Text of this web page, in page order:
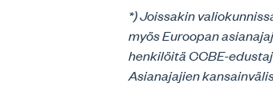
*) Joissakin
myös Euroopan
henkilöitä CCBE-
Asianajajien